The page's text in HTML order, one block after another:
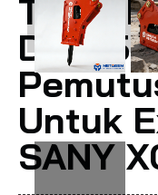
DM125
Untuk
SANY